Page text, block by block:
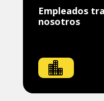
Empleados
nosotros
